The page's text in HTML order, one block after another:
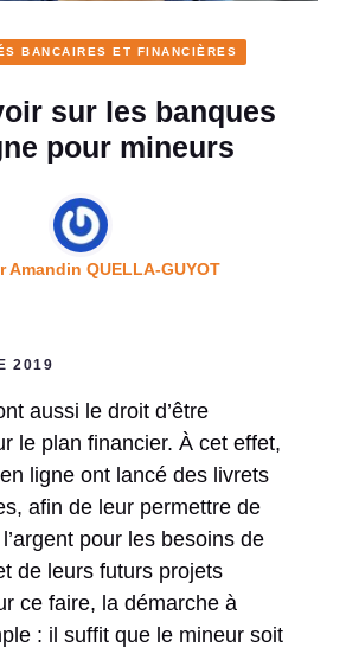
BANCAIRES ET FINANCIÈRES
sur les banques
pour mineurs
Amandin QUELLA-GUYOT
2019
aussi le droit d’être
le plan financier. À cet effet,
ligne ont lancé des livrets
afin de leur permettre de
pour les besoins de
de leurs futurs projets
ce faire, la démarche à
: il suffit que le mineur soit